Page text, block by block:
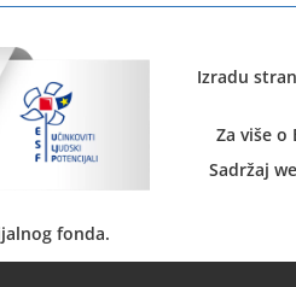
fonda.
Izradu
Za više
Sadržaj